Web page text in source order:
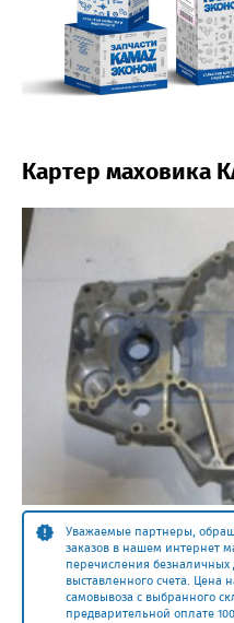
Картер маховика
Уважаемые партнеры,
заказов в нашем интернет
перечисления безналичных
выставленного счета. Цена
самовывоза с выбранного
предварительной оплате